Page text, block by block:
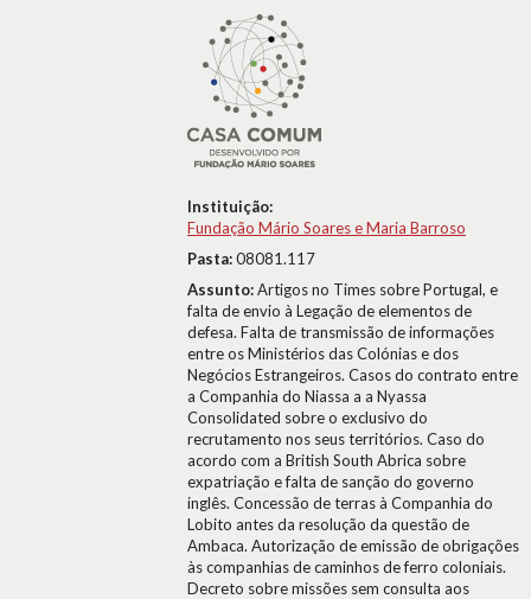
Instituição:
Fundação Mário Soares e Maria Barroso
Pasta:08081.117
Assunto:Artigos no Times sobre Portugal, e
falta de envio à Legação de elementos de
defesa. Falta de transmissão de informações
entre os Ministérios das Colónias e dos
Negócios Estrangeiros. Casos do contrato entre
a Companhia do Niassa a a Nyassa
Consolidated sobre o exclusivo do
recrutamento nos seus territórios. Caso do
acordo com a British South Abrica sobre
expatriação e falta de sanção do governo
inglês. Concessão de terras à Companhia do
Lobito antes da resolução da questão de
Ambaca. Autorização de emissão de obrigações
às companhias de caminhos de ferro coloniais.
Decreto sobre missões sem consulta aos